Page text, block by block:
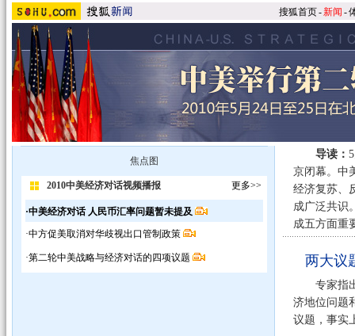
搜狐首页-新闻 -
焦点图
2010中美经济对话视频播报 更多>>
·中美经济对话 人民币汇率问题暂未提及
·中方促美取消对华歧视出口管制政策
·第二轮中美战略与经济对话的四项议题
导读：
京闭幕。中
经济复苏、
成广泛共识
成五方面
两大议
专家指出
济地位问题
议题，事实